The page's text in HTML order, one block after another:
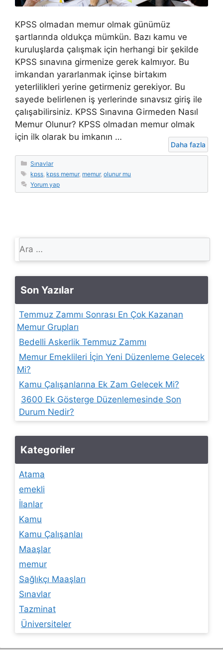
KPSS olmadan memur olmak günümüz
şartlarında oldukça mümkün. Bazı kamu ve
kuruluşlarda çalışmak için herhangi bir şekilde
KPSS sınavına girmenize gerek kalmıyor. Bu
imkandan yararlanmak içinse birtakım
yeterlilikleri yerine getirmeniz gerekiyor. Bu
sayede belirlenen iş yerlerinde sınavsız giriş ile
çalışabilirsiniz. KPSS Sınavına Girmeden Nasıl
Memur Olunur? KPSS olmadan memur olmak
için ilk olarak bu imkanın …
Daha fazla
Kategoriler
Sınavlar
Etiketler
kpss kpss memur, memur,olunur mu
Yorum yap
ara
Son Yazılar
Temmuz Zammı Sonrası En Çok Kazanan
Memur Grupları
Bedelli Askerlik Temmuz Zammı
Memur Emeklileri İçin Yeni Düzenleme Gelecek
Mi?
Kamu Çalışanlarına Ek Zam Gelecek Mi?
3600 Ek Gösterge Düzenlemesinde Son
Durum Nedir?
Kategoriler
Atama
emekli
İlanlar
Kamu
Kamu Çalışanlaı
Maaşlar
memur
Sağlıkçı Maaşları
Sınavlar
Tazminat
Üniversiteler